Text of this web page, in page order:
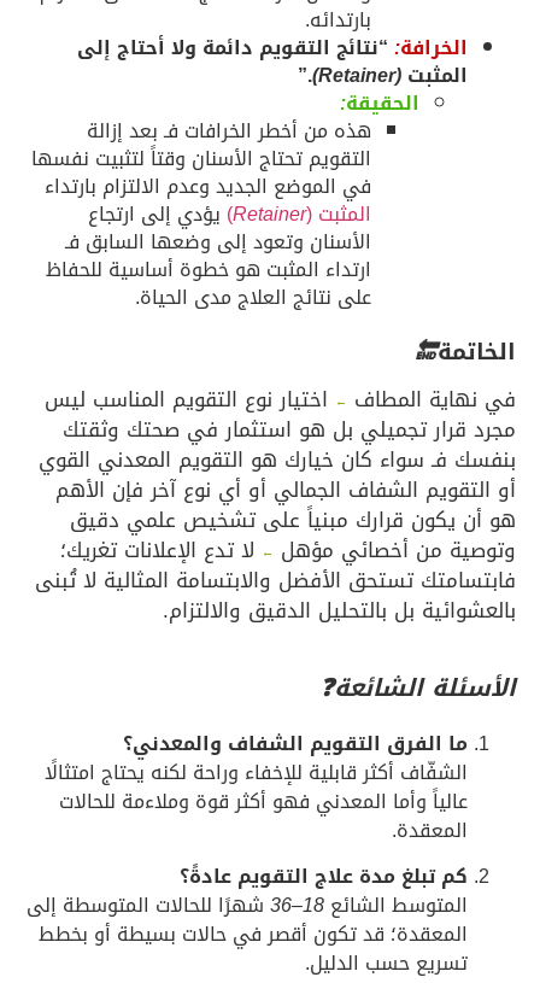
“نتائج التقويم دائمة ولا أحتاج إلى
.”
الحقيقة :
هذه من أخطر الخرافات فـ بعد إزالة
التقويم تحتاج الأسنان وقتاً لتثبيت نفسها
في الموضع الجديد وعدم الالتزام بارتداء
Retainer
)يؤدي إلى ارتجاع
الأسنان وتعود إلى وضعها السابق فـ
ارتداء المثبت هو خطوة أساسية للحفاظ
على نتائج العلاج مدى الحياة.
🔚
المطاف ←اختيار نوع التقويم المناسب ليس
تجميلي بل هو استثمار في صحتك وثقتك
فـ سواء كان خيارك هو التقويم المعدني القوي
الشفاف الجمالي أو أي نوع آخر فإن الأهم
يكون قرارك مبنياً على تشخيص علمي دقيق
من أخصائي مؤهل← لا تدع الإعلانات تغريك؛
تستحق الأفضل والابتسامة المثالية لا تُبنى
بل بالتحليل الدقيق والالتزام.
الشائعة❓
الفرق التقويم الشفاف والمعدني؟
أكثر قابلية للإخفاء وراحة لكنه يحتاج امتثالًا
وأما المعدني فهو أكثر قوة وملاءمة للحالات
تبلغ مدة علاج التقويم عادةً؟
الشائع18–36 شهرًا للحالات المتوسطة إلى
قد تكون أقصر في حالات بسيطة أو بخطط
حسب الدليل.